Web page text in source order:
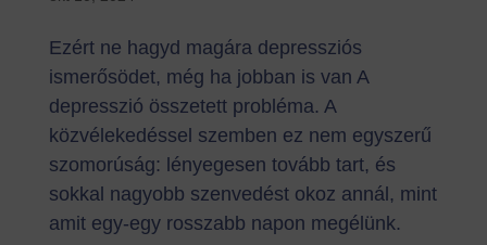
Ezért ne hagyd magára depressziós
ismerősödet, még ha jobban is van A
depresszió összetett probléma. A
közvélekedéssel szemben ez nem egyszerű
szomorúság: lényegesen tovább tart, és
sokkal nagyobb szenvedést okoz annál, mint
amit egy-egy rosszabb napon megélünk.